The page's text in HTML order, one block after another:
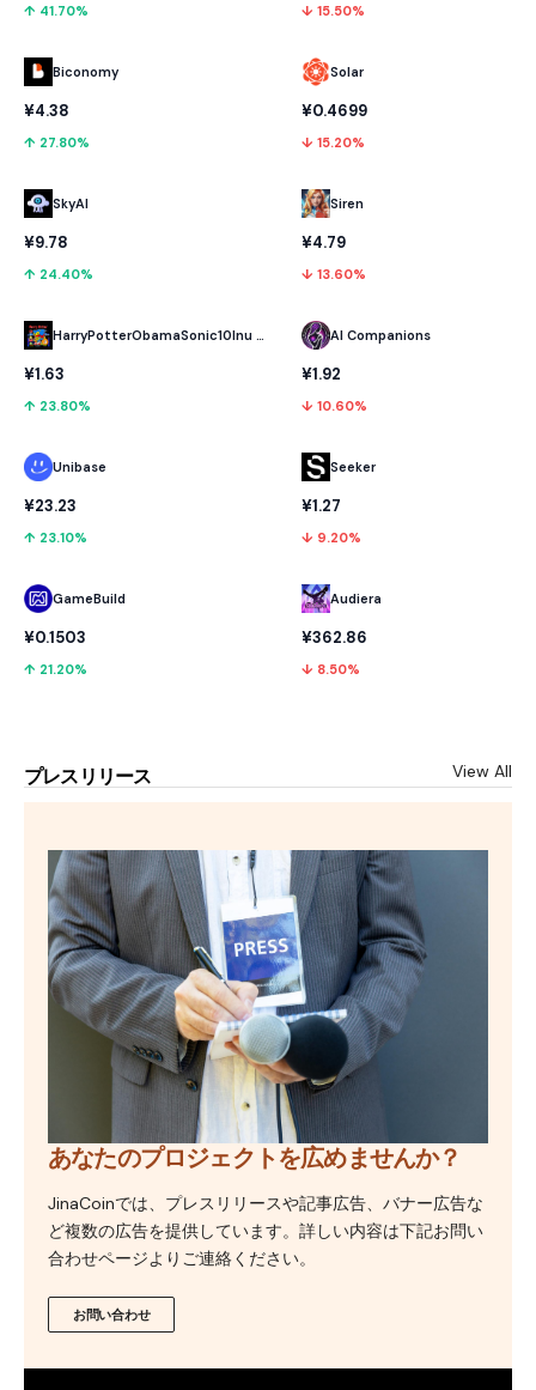
↑ 41.70%
Biconomy
¥4.38
↑ 27.80%
SkyAI
¥9.78
↑ 24.40%
HarryPotterObamaSonic10Inu (ETH)
¥1.63
↑ 23.80%
Unibase
¥23.23
↑ 23.10%
GameBuild
¥0.1503
↑ 21.20%
↓ 15.50%
Solar
¥0.4699
↓ 15.20%
Siren
¥4.79
↓ 13.60%
AI Companions
¥1.92
↓ 10.60%
Seeker
¥1.27
↓ 9.20%
Audiera
¥362.86
↓ 8.50%
プレスリリース View All
あなたのプロジェクトを広めませんか？
JinaCoinでは、プレスリリースや記事広告、バナー広告な
ど複数の広告を提供しています。詳しい内容は下記お問い
合わせページよりご連絡ください。
お問い合わせ